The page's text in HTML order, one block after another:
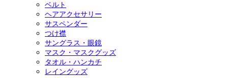
ベルト
ヘアアクセサリー
サスペンダー
つけ襟
サングラス・眼鏡
マスク・マスクグッズ
タオル・ハンカチ
レイングッズ